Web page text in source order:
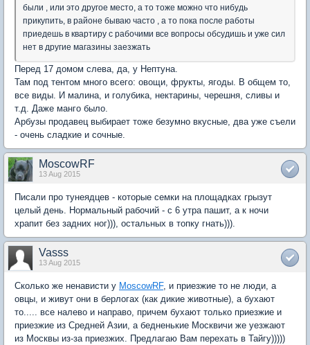
были , или это другое место, а то тоже можно что нибудь
прикупить, в районе бываю часто , а то пока после работы
приедешь в квартиру с рабочими все вопросы обсудишь и уже сил
нет в другие магазины заезжать
Перед 17 домом слева, да, у Нептуна.
Там под тентом много всего: овощи, фрукты, ягоды. В общем то,
все виды. И малина, и голубика, нектарины, черешня, сливы и
т.д. Даже манго было.
Арбузы продавец выбирает тоже безумно вкусные, два уже съели
- очень сладкие и сочные.
MoscowRF
13 Aug 2015
Писали про тунеядцев - которые семки на площадках грызут
целый день. Нормальный рабочий - с 6 утра пашит, а к ночи
храпит без задних ног))), остальных в топку гнать))).
Vasss
13 Aug 2015
Сколько же ненависти у MoscowRF, и приезжие то не люди, а
овцы, и живут они в берлогах (как дикие животные), а бухают
то..... все налево и направо, причем бухают только приезжие и
приезжие из Средней Азии, а бедненькие Москвичи же уезжают
из Москвы из-за приезжих. Предлагаю Вам перехать в Тайгу)))))